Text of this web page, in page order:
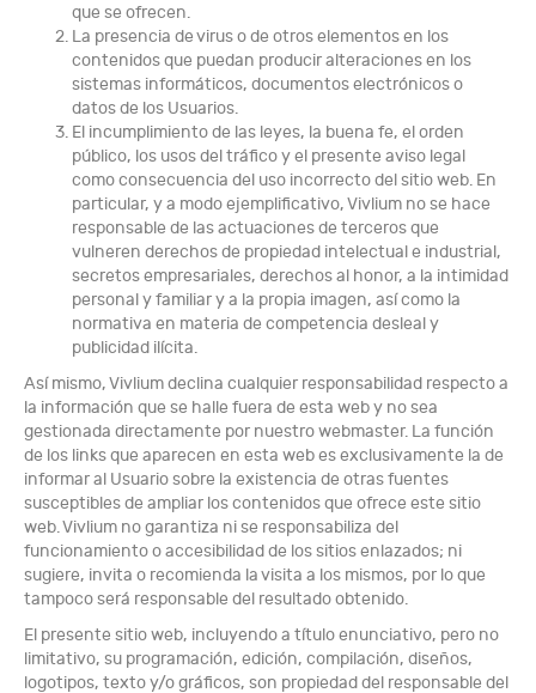
que se ofrecen.
La presencia de virus o de otros elementos en los
contenidos que puedan producir alteraciones en los
sistemas informáticos, documentos electrónicos o
datos de los Usuarios.
El incumplimiento de las leyes, la buena fe, el orden
público, los usos del tráfico y el presente aviso legal
como consecuencia del uso incorrecto del sitio web. En
particular, y a modo ejemplificativo, Vivlium no se hace
responsable de las actuaciones de terceros que
vulneren derechos de propiedad intelectual e industrial,
secretos empresariales, derechos al honor, a la intimidad
personal y familiar y a la propia imagen, así como la
normativa en materia de competencia desleal y
publicidad ilícita.
Así mismo, Vivlium declina cualquier responsabilidad respecto a
la información que se halle fuera de esta web y no sea
gestionada directamente por nuestro webmaster. La función
de los links que aparecen en esta web es exclusivamente la de
informar al Usuario sobre la existencia de otras fuentes
susceptibles de ampliar los contenidos que ofrece este sitio
web. Vivlium no garantiza ni se responsabiliza del
funcionamiento o accesibilidad de los sitios enlazados; ni
sugiere, invita o recomienda la visita a los mismos, por lo que
tampoco será responsable del resultado obtenido.
El presente sitio web, incluyendo a título enunciativo, pero no
limitativo, su programación, edición, compilación, diseños,
logotipos, texto y/o gráficos, son propiedad del responsable del